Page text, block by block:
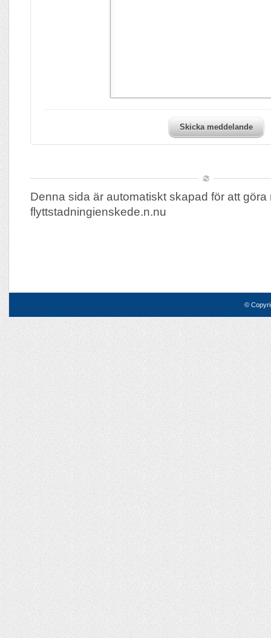
Skicka meddelande
Denna sida är automatiskt skapad för att göra
flyttstadningienskede.n.nu
©